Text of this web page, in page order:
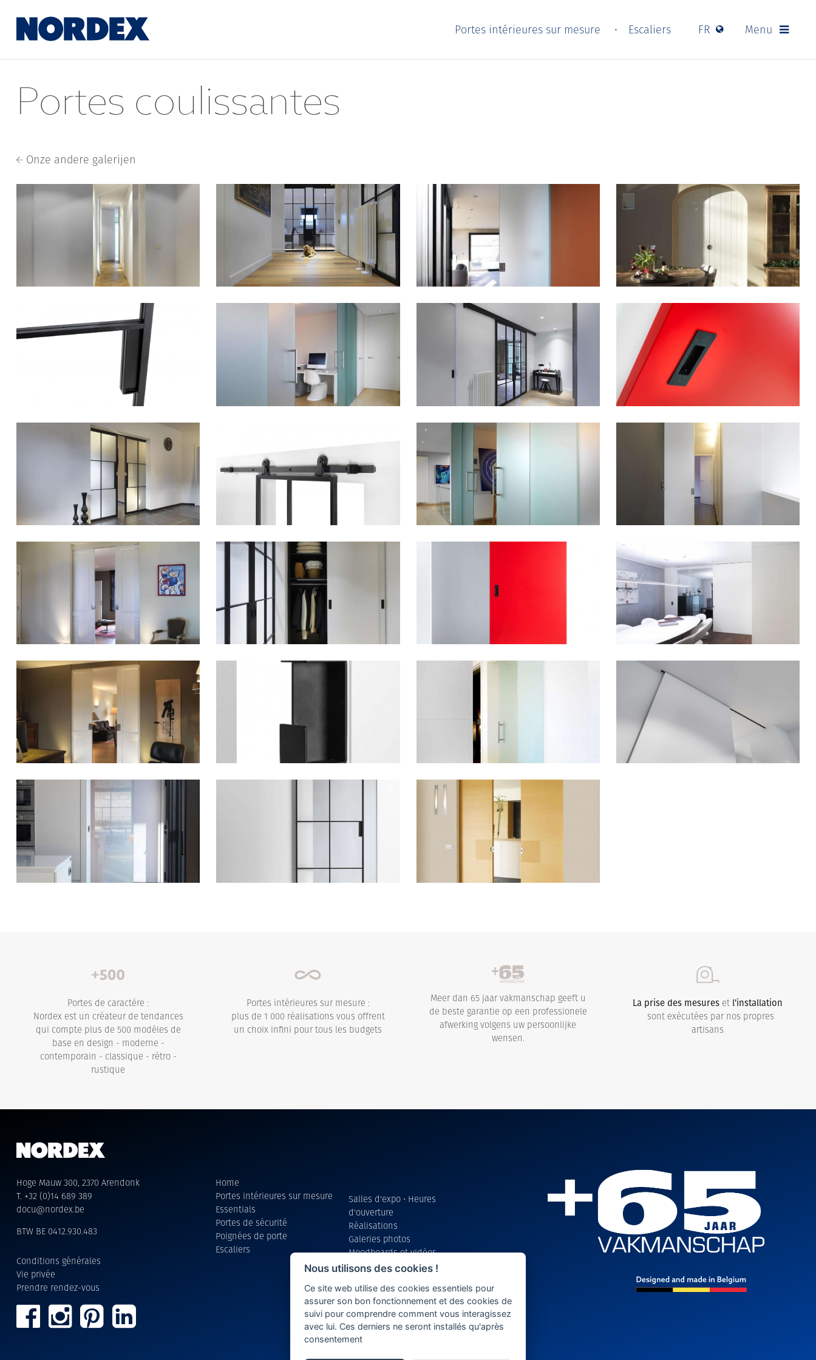
Portes intérieures sur mesure Escaliers FR Menu
Portes coulissantes
Onze andere galerijen
Portes de caractère :
Nordex est un créateur de tendances
qui compte plus de 500 modèles de
base en design - moderne -
contemporain - classique - rétro -
rustique
Portes intérieures sur mesure :
plus de 1 000 réalisations vous offrent
un choix infini pour tous les budgets
Meer dan 65 jaar vakmanschap geeft u
de beste garantie op een professionele
afwerking volgens uw persoonlijke
wensen.
La prise des mesures et l’installation
sont exécutées par nos propres
artisans
Hoge Mauw 300, 2370 Arendonk
T. +32 (0)14 689 389
docu@nordex.be
BTW BE 0412.930.483
Conditions générales
Vie privée
Prendre rendez-vous
Home
Portes intérieures sur mesure
Essentials
Portes de sécurité
Poignées de porte
Escaliers
Salles d'expo • Heures
d'ouverture
Réalisations
Galeries photos
Moodboards et vidéos
d’inspiration
Service après-vente
Nous utilisons des cookies !
Ce site web utilise des cookies essentiels pour
assurer son bon fonctionnement et des cookies de
suivi pour comprendre comment vous interagissez
avec lui. Ces derniers ne seront installés qu'après
consentement